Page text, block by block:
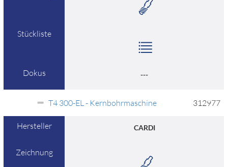
Stückliste
Dokus ---
T4 300-EL - Kernbohrmaschine 312977
Hersteller CARDI
Zeichnung